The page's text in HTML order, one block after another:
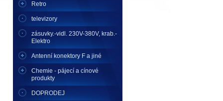
Retro
televizory
zásuvky.-vidl. 230V-380V, krab.-
Elektro
Antenní konektory F a jiné
Chemie - pájecí a cínové
produkty
DOPRODEJ